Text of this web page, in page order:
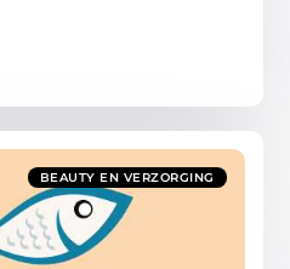
BEAUTY EN VERZORGING